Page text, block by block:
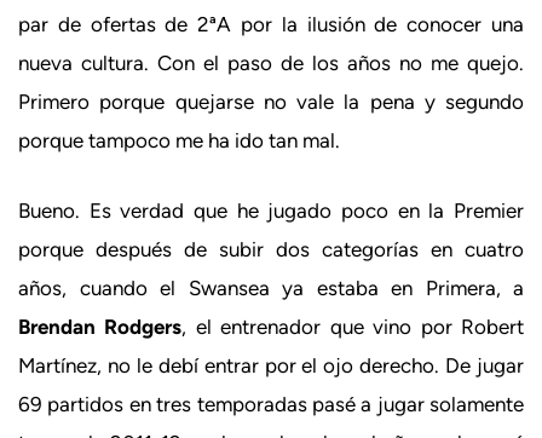
par de ofertas de 2ªA por la ilusión de conocer una
nueva cultura. Con el paso de los años no me quejo.
Primero porque quejarse no vale la pena y segundo
porque tampoco me ha ido tan mal.
Bueno. Es verdad que he jugado poco en la Premier
porque después de subir dos categorías en cuatro
años, cuando el Swansea ya estaba en Primera, a
Brendan Rodgers, el entrenador que vino por Robert
Martínez, no le debí entrar por el ojo derecho. De jugar
69 partidos en tres temporadas pasé a jugar solamente